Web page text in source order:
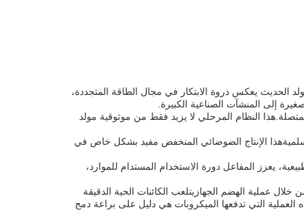
الحديث يعكس ذروة الابتكار في مجال الطاقة المتجددة،
إلى المنشآت الصناعية الكبيرة.
النظام المرحلي لا يزيد فقط من موثوقية مولد
الإنتاج الضوضائي المنخفض مفيد بشكل خاص في
يعزز المفاعل دورة الاستخدام المستدام للموارد،
عملية الهضم الجهازيتلعب الكائنات الحية الدقيقة
العملية التي تدفعها الميكروبات هي دليل على براعة دمج